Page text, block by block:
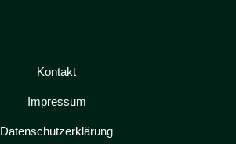
Kontakt
Impressum
Datenschutzerklärung